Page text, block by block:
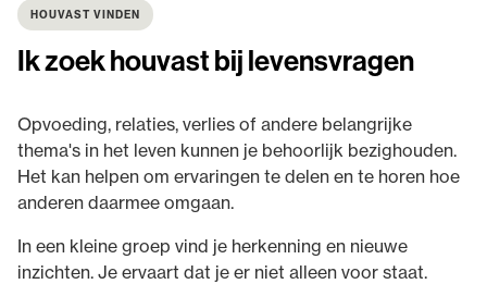
HOUVAST VINDEN
Ik zoek houvast bij levensvragen
Opvoeding, relaties, verlies of andere belangrijke
thema's in het leven kunnen je behoorlijk bezighouden.
Het kan helpen om ervaringen te delen en te horen hoe
anderen daarmee omgaan.
In een kleine groep vind je herkenning en nieuwe
inzichten. Je ervaart dat je er niet alleen voor staat.